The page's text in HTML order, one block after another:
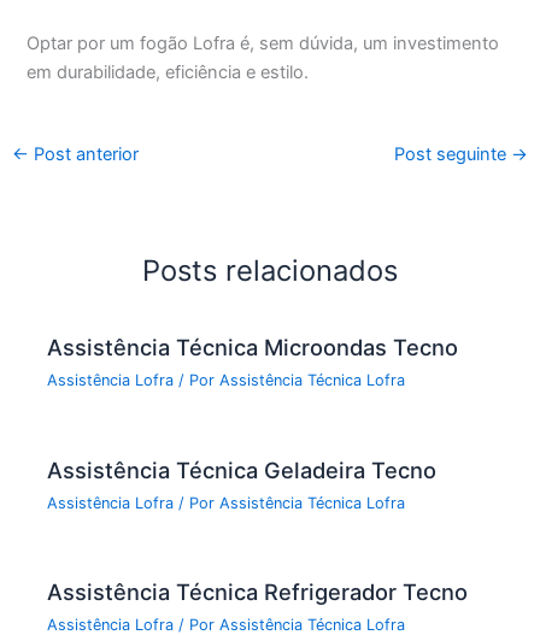
Optar por um fogão Lofra é, sem dúvida, um investimento
em durabilidade, eficiência e estilo.
← Post anterior Post seguinte →
Posts relacionados
Assistência Técnica Microondas Tecno
Assistência Lofra / PorAssistência Técnica Lofra
Assistência Técnica Geladeira Tecno
Assistência Lofra / PorAssistência Técnica Lofra
Assistência Técnica Refrigerador Tecno
Assistência Lofra / PorAssistência Técnica Lofra